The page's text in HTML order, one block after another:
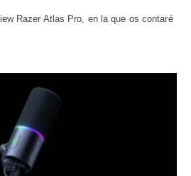
Razer Atlas Pro, en la que os contaré